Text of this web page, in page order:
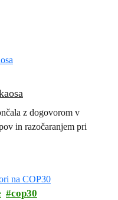
z dogovorom v
in razočaranjem pri
cop30